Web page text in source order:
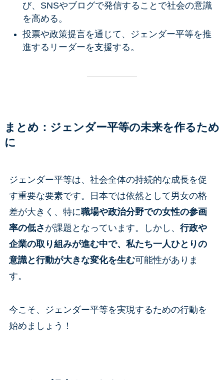
び、SNSやブログで発信することで社会の意識
を高める。
投票や政策提言を通じて、ジェンダー平等を推
進するリーダーを支援する。
まとめ：ジェンダー平等の未来を作るため
に
ジェンダー平等は、社会全体の持続的な成長を促
す重要な要素です。日本では依然として男女の格
差が大きく、特に職場や政治分野での女性の参画
率の低さ が課題となっています。しかし、 行政や
企業の取り組みが進む中で、私たち一人ひとりの
意識と行動が大きな変化を生む可能性がありま
す。
今こそ、ジェンダー平等を実現するための行動を
始めましょう！